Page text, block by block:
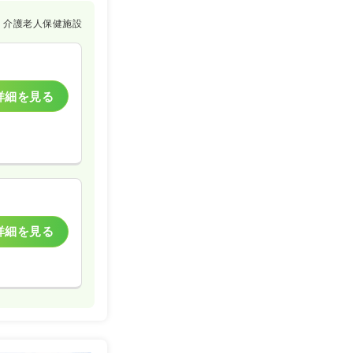
介護老人保健施設
細を見る
細を見る